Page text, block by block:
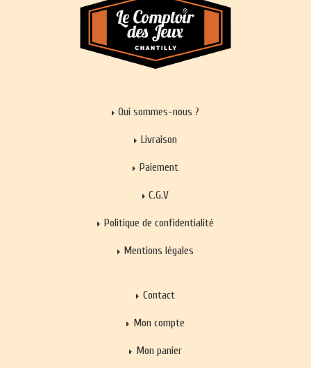
Qui sommes-nous ?
Livraison
Paiement
C.G.V
Politique de confidentialité
Mentions légales
Contact
Mon compte
Mon panier